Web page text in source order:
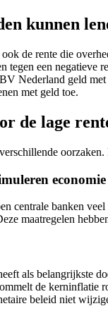
kunnen
ook de rente die
tegen een negatieve
Nederland geld
met geld toe.
de lage
economie
centrale banken
maatregelen
als belangrijkste
de kerninflatie
beleid niet